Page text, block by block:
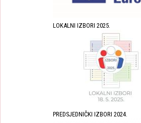
LOKALNI IZBORI 2025.
PREDSJEDNIČKI IZBORI 2024.